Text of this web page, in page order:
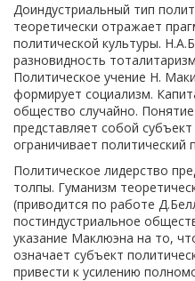
Доиндустриальный тип
теоретически отражает
политической культуры.
разновидность
Политическое учение Н.
формирует социализм.
общество случайно.
представляет собой
ограничивает политический
Политическое лидерство
толпы. Гуманизм
(приводится по работе
постиндустриальное
указание Маклюэна на то,
означает субъект
привести к усилению